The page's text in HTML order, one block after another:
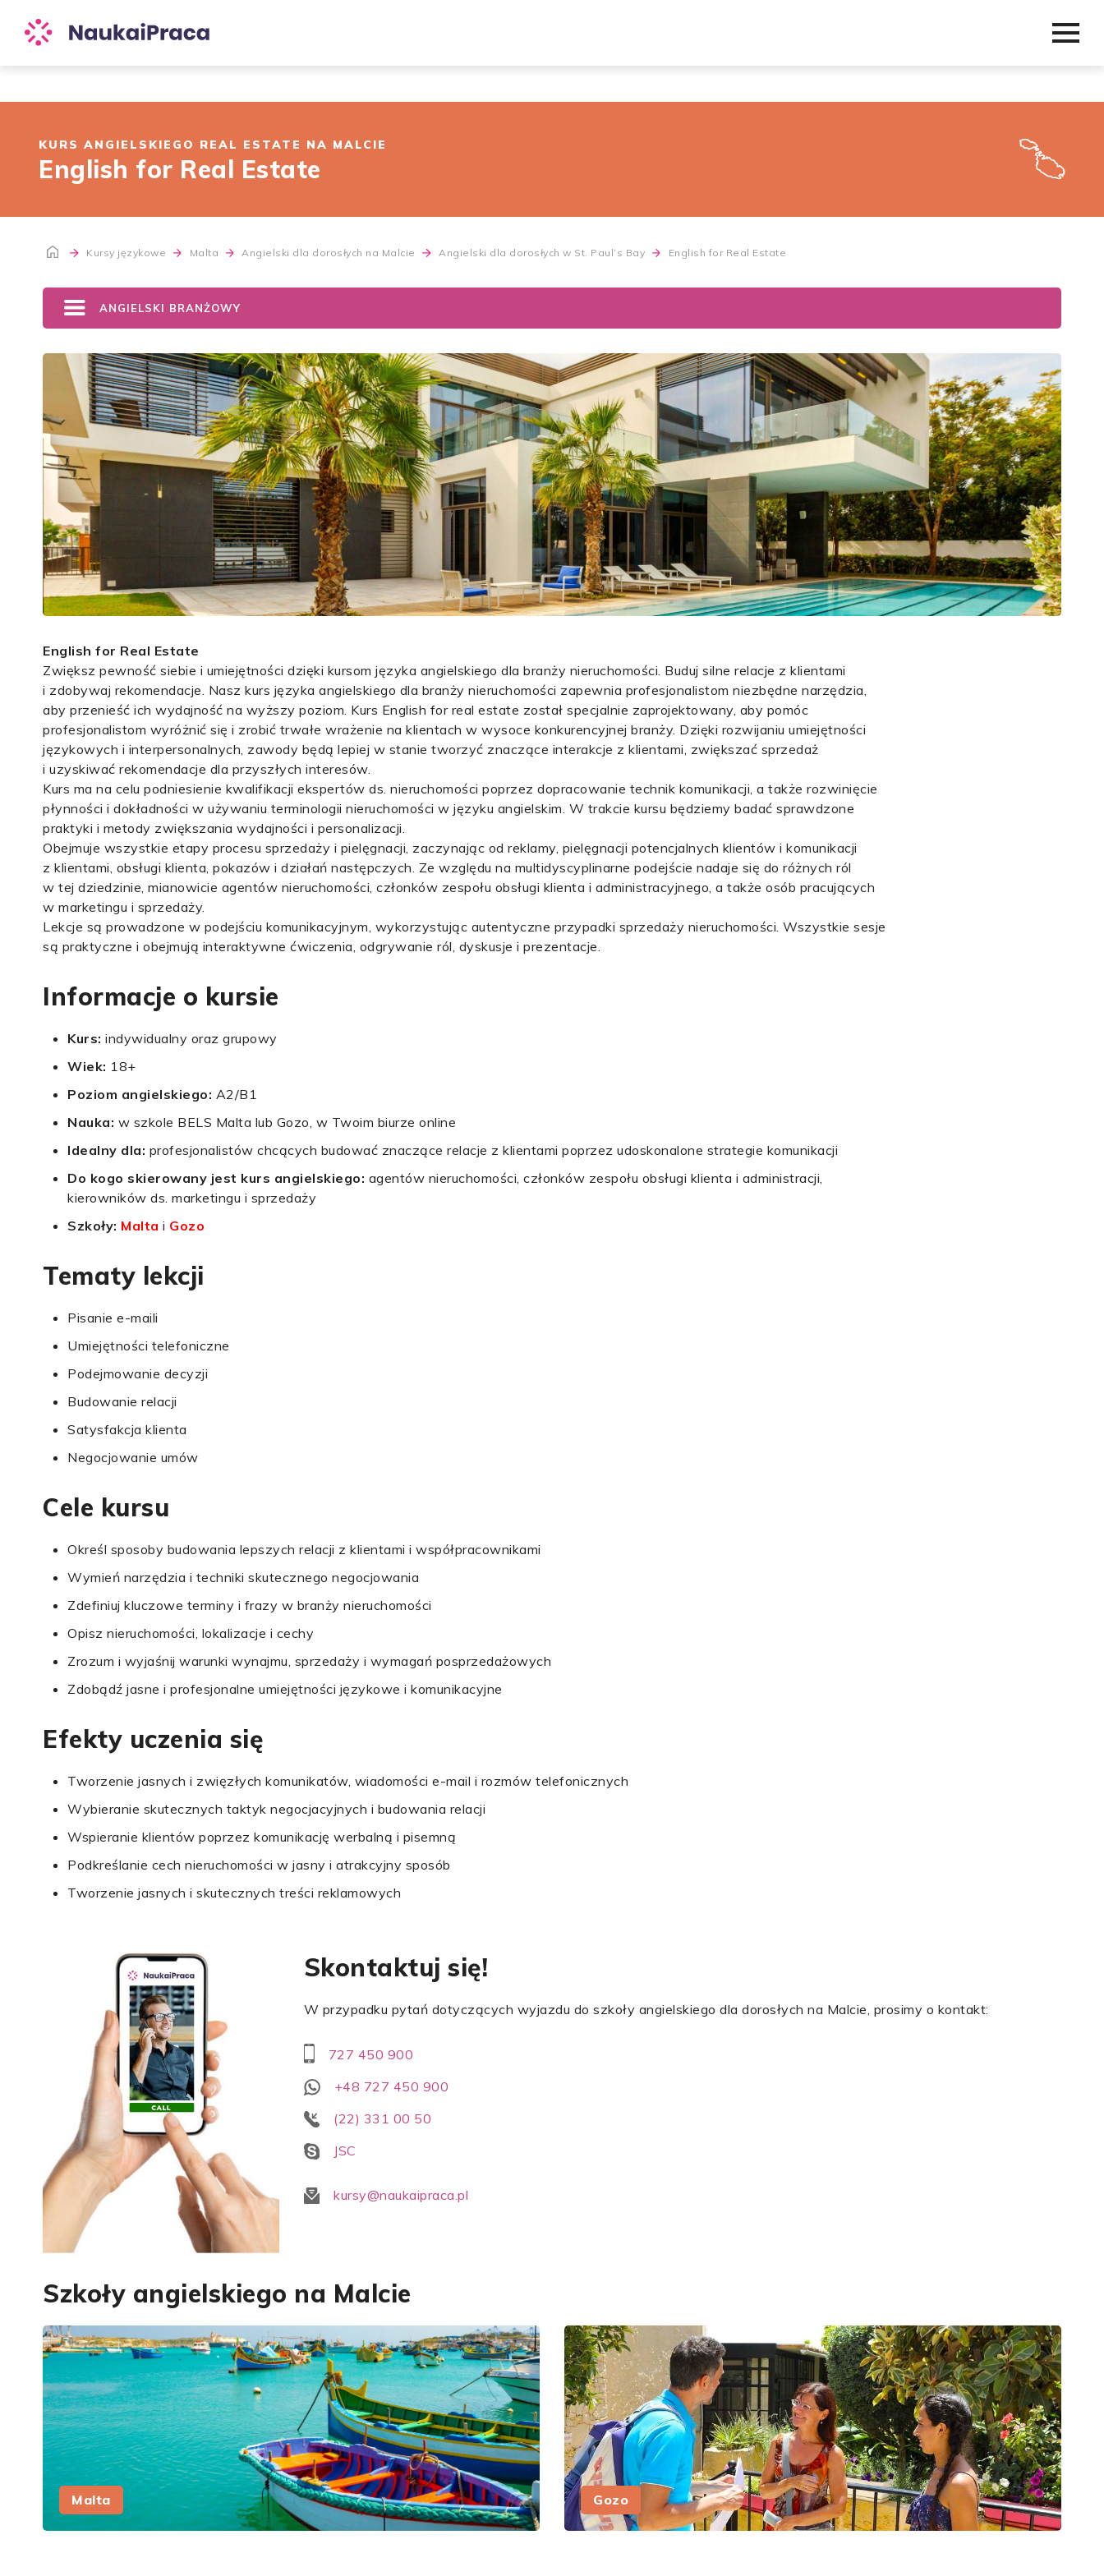
KURS ANGIELSKIEGO REAL ESTATE NA MALCIE
English for Real Estate
Kursy językowe Malta Angielski dla dorosłych na Malcie Angielski dla dorosłych w St. Paul’s Bay English for Real Estate
ANGIELSKI BRANŻOWY
English for Real Estate
Zwiększ pewność siebie i umiejętności dzięki kursom języka angielskiego dla branży nieruchomości. Buduj silne relacje z klientami
i zdobywaj rekomendacje. Nasz kurs języka angielskiego dla branży nieruchomości zapewnia profesjonalistom niezbędne narzędzia,
aby przenieść ich wydajność na wyższy poziom. Kurs English for real estate został specjalnie zaprojektowany, aby pomóc
profesjonalistom wyróżnić się i zrobić trwałe wrażenie na klientach w wysoce konkurencyjnej branży. Dzięki rozwijaniu umiejętności
językowych i interpersonalnych, zawody będą lepiej w stanie tworzyć znaczące interakcje z klientami, zwiększać sprzedaż
i uzyskiwać rekomendacje dla przyszłych interesów.
Kurs ma na celu podniesienie kwalifikacji ekspertów ds. nieruchomości poprzez dopracowanie technik komunikacji, a także rozwinięcie
płynności i dokładności w używaniu terminologii nieruchomości w języku angielskim. W trakcie kursu będziemy badać sprawdzone
praktyki i metody zwiększania wydajności i personalizacji.
Obejmuje wszystkie etapy procesu sprzedaży i pielęgnacji, zaczynając od reklamy, pielęgnacji potencjalnych klientów i komunikacji
z klientami, obsługi klienta, pokazów i działań następczych. Ze względu na multidyscyplinarne podejście nadaje się do różnych ról
w tej dziedzinie, mianowicie agentów nieruchomości, członków zespołu obsługi klienta i administracyjnego, a także osób pracujących
w marketingu i sprzedaży.
Lekcje są prowadzone w podejściu komunikacyjnym, wykorzystując autentyczne przypadki sprzedaży nieruchomości. Wszystkie sesje
są praktyczne i obejmują interaktywne ćwiczenia, odgrywanie ról, dyskusje i prezentacje.
Informacje o kursie
Kurs: indywidualny oraz grupowy
Wiek: 18+
Poziom angielskiego: A2/B1
Nauka: w szkole BELS Malta lub Gozo, w Twoim biurze online
Idealny dla: profesjonalistów chcących budować znaczące relacje z klientami poprzez udoskonalone strategie komunikacji
Do kogo skierowany jest kurs angielskiego: agentów nieruchomości, członków zespołu obsługi klienta i administracji,
kierowników ds. marketingu i sprzedaży
Szkoły: Malta i Gozo
Tematy lekcji
Pisanie e-maili
Umiejętności telefoniczne
Podejmowanie decyzji
Budowanie relacji
Satysfakcja klienta
Negocjowanie umów
Cele kursu
Określ sposoby budowania lepszych relacji z klientami i współpracownikami
Wymień narzędzia i techniki skutecznego negocjowania
Zdefiniuj kluczowe terminy i frazy w branży nieruchomości
Opisz nieruchomości, lokalizacje i cechy
Zrozum i wyjaśnij warunki wynajmu, sprzedaży i wymagań posprzedażowych
Zdobądź jasne i profesjonalne umiejętności językowe i komunikacyjne
Efekty uczenia się
Tworzenie jasnych i zwięzłych komunikatów, wiadomości e-mail i rozmów telefonicznych
Wybieranie skutecznych taktyk negocjacyjnych i budowania relacji
Wspieranie klientów poprzez komunikację werbalną i pisemną
Podkreślanie cech nieruchomości w jasny i atrakcyjny sposób
Tworzenie jasnych i skutecznych treści reklamowych
Skontaktuj się!
W przypadku pytań dotyczących wyjazdu do szkoły angielskiego dla dorosłych na Malcie, prosimy o kontakt:
727 450 900
+48 727 450 900
(22) 331 00 50
JSC
kursy@naukaipraca.pl
Szkoły angielskiego na Malcie
Malta Gozo